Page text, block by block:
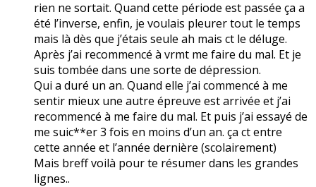
rien ne sortait. Quand cette période est passée ça a
été l’inverse, enfin, je voulais pleurer tout le temps
mais là dès que j’étais seule ah mais ct le déluge.
Après j’ai recommencé à vrmt me faire du mal. Et je
suis tombée dans une sorte de dépression.
Qui a duré un an. Quand elle j’ai commencé à me
sentir mieux une autre épreuve est arrivée et j’ai
recommencé à me faire du mal. Et puis j’ai essayé de
me suic**er 3 fois en moins d’un an. ça ct entre
cette année et l’année dernière (scolairement)
Mais breff voilà pour te résumer dans les grandes
lignes..